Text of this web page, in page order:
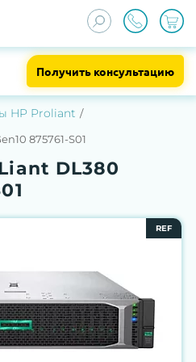
Получить консультацию
HP Proliant
875761-S01
DL380
REF